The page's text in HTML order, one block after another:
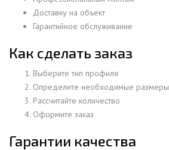
Доставку на объект
Гарантийное обслуживание
Как сделать заказ
Выберите тип профиля
Определите необходимые размеры
Рассчитайте количество
Оформите заказ
Гарантии качества